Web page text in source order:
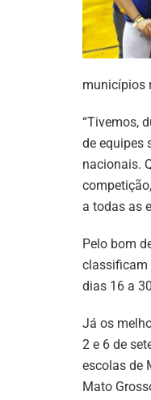
municípios
“Tivemos,
de equipes
nacionais.
a todas as
Pelo bom
classificam
dias 16 a
Já os
2 e 6 de
escolas de
Mato